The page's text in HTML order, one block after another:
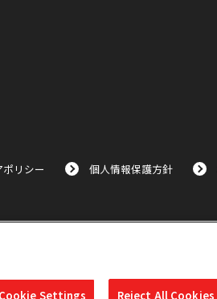
リシー 個人情報保護方針
Cookie Settings Reject All Cookies